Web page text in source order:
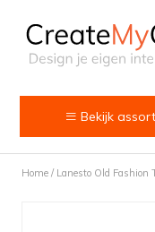
Bekijk
Home/ Lanesto Old Fashion